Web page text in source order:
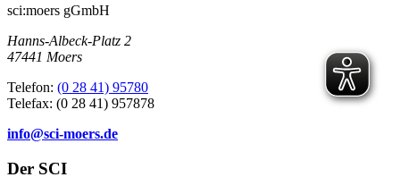
sci:moers gGmbH
Hanns-Albeck-Platz 2
47441 Moers
Telefon: (0 28 41) 95780
Telefax: (0 28 41) 957878
info@sci-moers.de
Der SCI